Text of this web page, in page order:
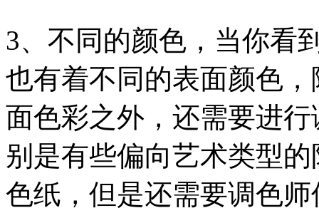
3、不同的颜色，当你看
也有着不同的表面颜色
面色彩之外，还需要进
别是有些偏向艺术类型
色纸，但是还需要调色